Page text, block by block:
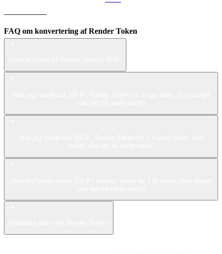
FAQ om konvertering af Render Token